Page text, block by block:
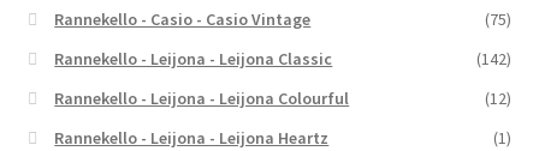
Rannekello - Casio - Casio Vintage
(75)
Rannekello - Leijona - Leijona Classic
(142)
Rannekello - Leijona - Leijona Colourful
(12)
Rannekello - Leijona - Leijona Heartz
(1)